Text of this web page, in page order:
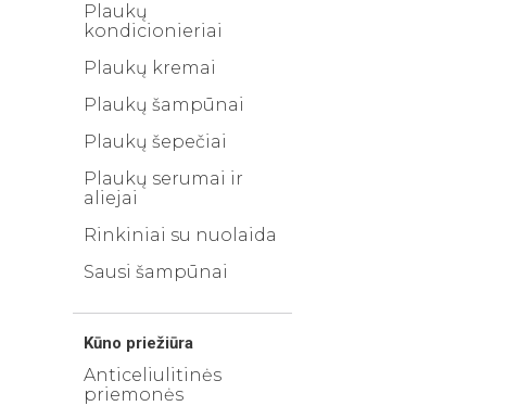
Plaukų
kondicionieriai
Plaukų kremai
Plaukų šampūnai
Plaukų šepečiai
Plaukų serumai ir
aliejai
Rinkiniai su nuolaida
Sausi šampūnai
Kūno priežiūra
Anticeliulitinės
priemonės